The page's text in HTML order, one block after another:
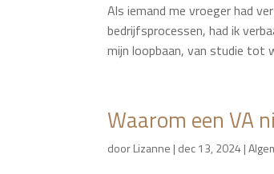
Als iemand me vroeger had
bedrijfsprocessen, had ik
mijn loopbaan, van studie tot
Waarom een VA
doorLizanne | dec 13, 2024 |